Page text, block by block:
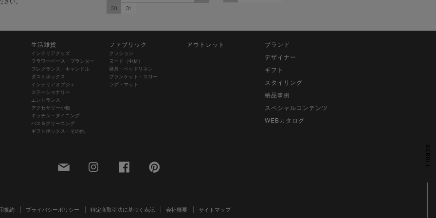
SCROLL
30
31
生活雑貨
インテリアグッズ
フラワーベース・プランター
フレグランス・キャンドル
ダストボックス
インテリアオブジェ
ステーショナリー
エントランス
アクセサリー小物
キッチン・ダイニング
バス＆クリーニング
ギフトボックス・その他
ファブリック
クッション
ヌード（中材）
寝具・ベッドリネン
ブランケット・スロー
ラグ・マット
アウトレット
ブランド
デザイナー
ギフト
スタイリング
納品事例
スペシャルコンテンツ
WEBカタログ
規約 プライバシーポリシー 特定商取引法に基づく表記 会社概要 サイトマップ